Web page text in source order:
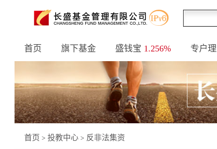
首页 旗下基金 盛钱宝 1.256% 专户
首页 > 投教中心 > 反非法集资